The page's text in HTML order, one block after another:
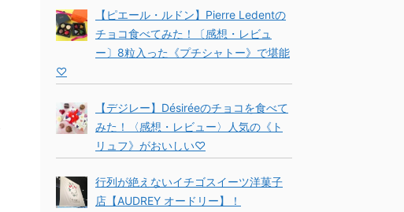
【ピエール・ルドン】Pierre Ledentの
チョコ食べてみた！〔感想・レビュ
ー〕8粒入った《プチシャトー》で堪能
♡
【デジレー】Désiréeのチョコを食べて
みた！〈感想・レビュー〉人気の《ト
リュフ》がおいしい♡
行列が絶えないイチゴスイーツ洋菓子
店【AUDREY オードリー】！